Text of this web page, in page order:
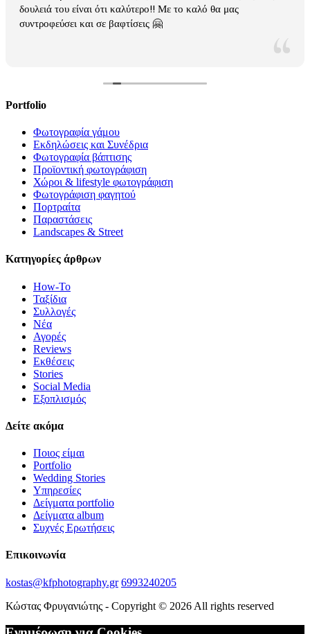
δουλειά του είναι ότι καλύτερο!! Με το καλό θα μας
συντροφεύσει και σε βαφτίσεις 🤗
Portfolio
Φωτογραφία γάμου
Εκδηλώσεις και Συνέδρια
Φωτογραφία βάπτισης
Προϊοντική φωτογράφιση
Χώροι & lifestyle φωτογράφιση
Φωτογράφιση φαγητού
Πορτραίτα
Παραστάσεις
Landscapes & Street
Κατηγορίες άρθρων
How-To
Ταξίδια
Συλλογές
Νέα
Αγορές
Reviews
Εκθέσεις
Stories
Social Media
Εξοπλισμός
Δείτε ακόμα
Ποιος είμαι
Portfolio
Wedding Stories
Υπηρεσίες
Δείγματα portfolio
Δείγματα album
Συχνές Ερωτήσεις
Επικοινωνία
kostas@kfphotography.gr 6993240205
Κώστας Φρυγανιώτης - Copyright © 2026 All rights reserved